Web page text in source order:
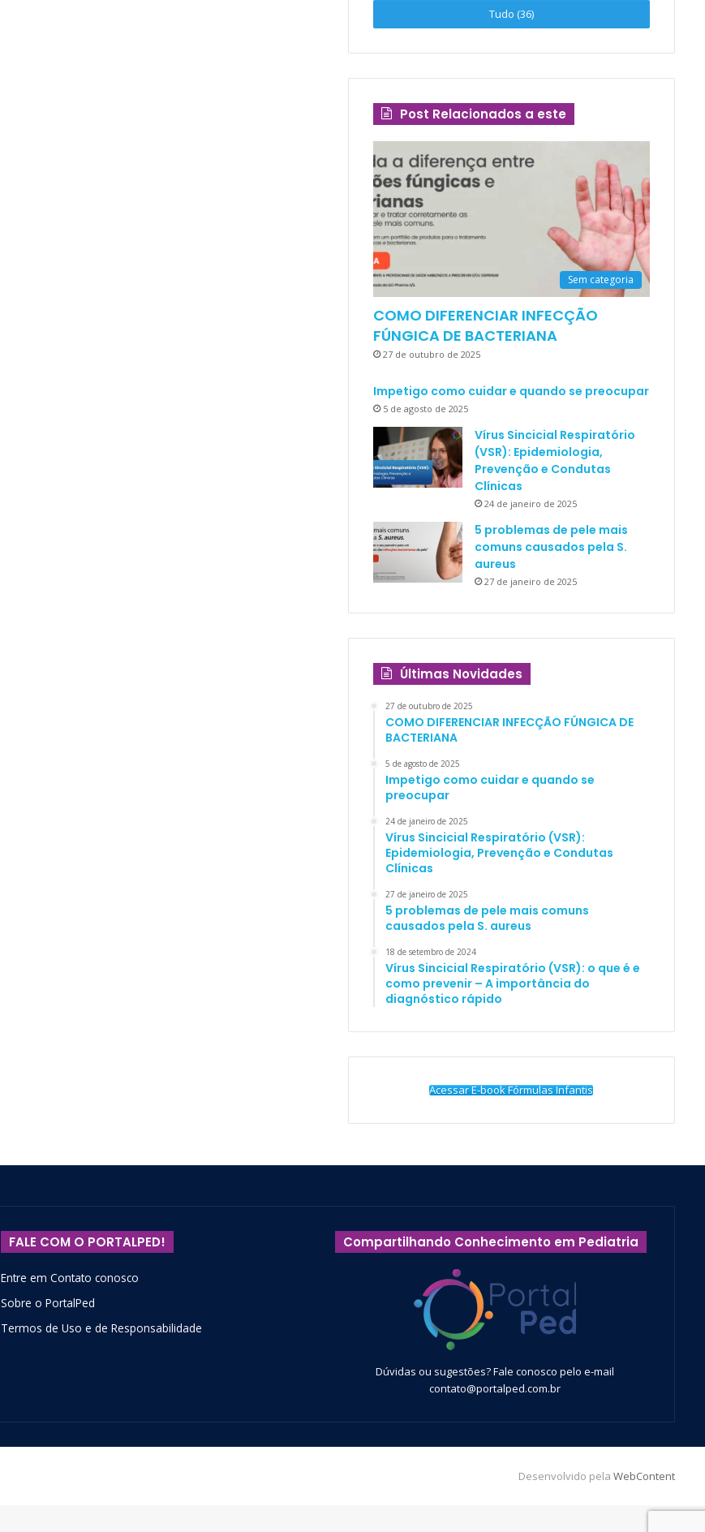
Tudo (36)
Post Relacionados a este
Sem categoria
COMO DIFERENCIAR INFECÇÃO
FÚNGICA DE BACTERIANA
27 de outubro de 2025
Impetigo como cuidar e quando se preocupar
5 de agosto de 2025
Vírus Sincicial Respiratório
(VSR): Epidemiologia,
Prevenção e Condutas
Clínicas
24 de janeiro de 2025
5 problemas de pele mais
comuns causados pela S.
aureus
27 de janeiro de 2025
Últimas Novidades
27 de outubro de 2025
COMO DIFERENCIAR INFECÇÃO FÚNGICA DE
BACTERIANA
5 de agosto de 2025
Impetigo como cuidar e quando se
preocupar
24 de janeiro de 2025
Vírus Sincicial Respiratório (VSR):
Epidemiologia, Prevenção e Condutas
Clínicas
27 de janeiro de 2025
5 problemas de pele mais comuns
causados pela S. aureus
18 de setembro de 2024
Vírus Sincicial Respiratório (VSR): o que é e
como prevenir – A importância do
diagnóstico rápido
Acessar E-book Fórmulas Infantis
FALE COM O PORTALPED!
Entre em Contato conosco
Sobre o PortalPed
Termos de Uso e de Responsabilidade
Compartilhando Conhecimento em Pediatria
Dúvidas ou sugestões? Fale conosco pelo e-mail
contato@portalped.com.br
Desenvolvido pela WebContent